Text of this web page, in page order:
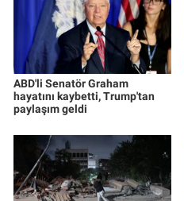
ABD'li Senatör Graham
hayatını kaybetti, Trump'tan
paylaşım geldi